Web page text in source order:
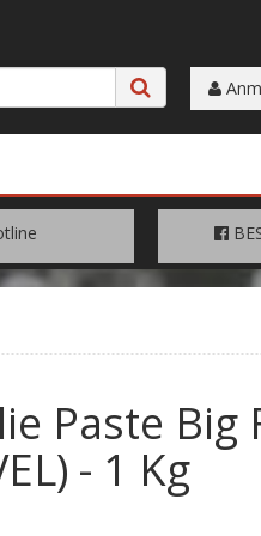
Paste Big
- 1 Kg